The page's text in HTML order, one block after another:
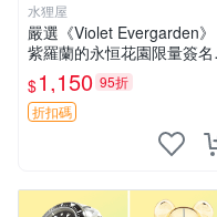
水狸屋
嚴選《Violet Evergarden》
紫羅蘭的永恒花園限量簽名
卡，3寸帶原裝卡磚 日本中古
收藏推薦 薇爾莉特 曜佳奈 筆
記本
$1,150 95折
折扣碼